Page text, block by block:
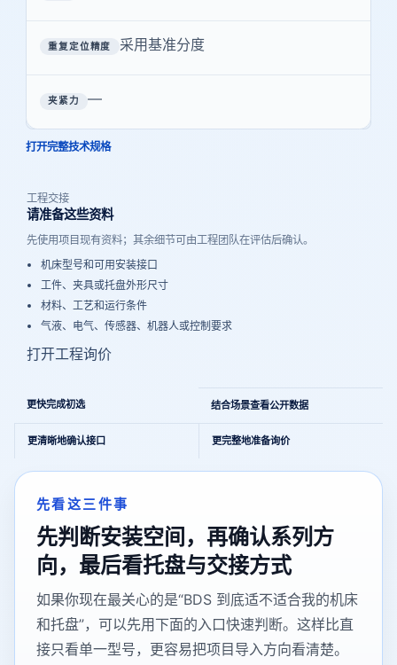
采用基准分度
—
打开完整技术规格
工程交接
请准备这些资料
先使用项目现有资料；其余细节可由工程团队在评估后确认。
机床型号和可用安装接口
工件、夹具或托盘外形尺寸
材料、工艺和运行条件
气液、电气、传感器、机器人或控制要求
打开工程询价
从对比到工程评估的清晰路径
更快完成初选 结合场景查看公开数据
更清晰地确认接口 更完整地准备询价
先看这三件事
先判断安装空间，再确认系列方
向，最后看托盘与交接方式
如果你现在最关心的是“BDS 到底适不适合我的机床
和托盘”，可以先用下面的入口快速判断。这样比直
接只看单一型号，更容易把项目导入方向看清楚。